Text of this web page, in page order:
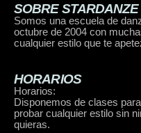
SOBRE STARDANZE
Somos una escuela de
octubre de 2004 con
cualquier estilo que te
HORARIOS
Horarios:
Disponemos de clases
probar cualquier estilo sin
quieras.